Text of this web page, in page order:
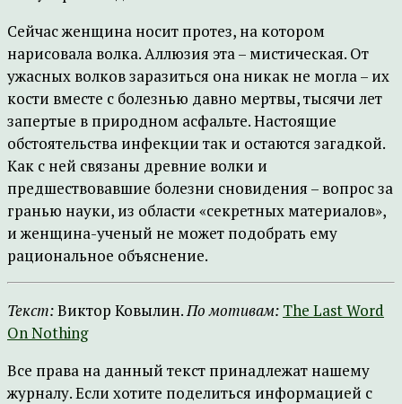
Сейчас женщина носит протез, на котором
нарисовала волка. Аллюзия эта – мистическая. От
ужасных волков заразиться она никак не могла – их
кости вместе с болезнью давно мертвы, тысячи лет
запертые в природном асфальте. Настоящие
обстоятельства инфекции так и остаются загадкой.
Как с ней связаны древние волки и
предшествовавшие болезни сновидения – вопрос за
гранью науки, из области «секретных материалов»,
и женщина-ученый не может подобрать ему
рациональное объяснение.
Текст:Виктор Ковылин.По мотивам: The Last Word
On Nothing
Все права на данный текст принадлежат нашему
журналу. Если хотите поделиться информацией с